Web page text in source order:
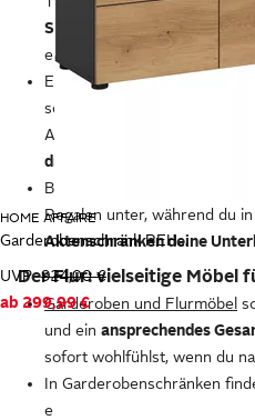
HOME AFFAIRE
Garderobenschrank REHAT, TOPSELLER!, Breite 120 cm, 3 Türen, 3 Schubkästen, 12 Fächer
UVP 924,00 €
ab 299,99 €
Sitzposition mit optimalem
einnehmen kannst.
Ein ergonomischer
sodass du dich darauf auch
Arbeitstags wohlfühlst. Ein
drehen, neigen und in der
Büroutensilien, Ordner und
Regalen unter, während du in
Aktenschränken deine
Der Flur: vielseitige Möbel
Garderoben und Flurmöbel
und ein ansprechendes
sofort wohlfühlst, wenn du
In Garderobenschränken
einen guten Platz. Schmale